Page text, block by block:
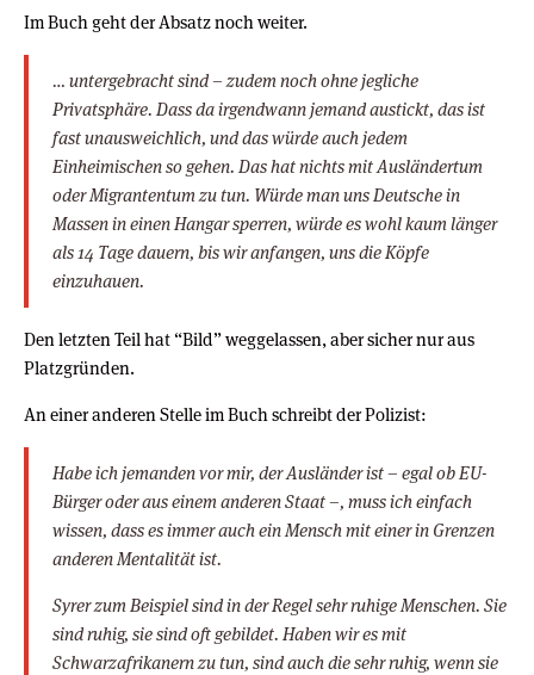
Im Buch geht der Absatz noch weiter.
… untergebracht sind – zudem noch ohne jegliche
Privatsphäre. Dass da irgendwann jemand austickt, das ist
fast unausweichlich, und das würde auch jedem
Einheimischen so gehen. Das hat nichts mit Ausländertum
oder Migrantentum zu tun. Würde man uns Deutsche in
Massen in einen Hangar sperren, würde es wohl kaum länger
als 14 Tage dauern, bis wir anfangen, uns die Köpfe
einzuhauen.
Den letzten Teil hat “Bild” weggelassen, aber sicher nur aus
Platzgründen.
An einer anderen Stelle im Buch schreibt der Polizist:
Habe ich jemanden vor mir, der Ausländer ist – egal ob EU-
Bürger oder aus einem anderen Staat –, muss ich einfach
wissen, dass es immer auch ein Mensch mit einer in Grenzen
anderen Mentalität ist.
Syrer zum Beispiel sind in der Regel sehr ruhige Menschen. Sie
sind ruhig, sie sind oft gebildet. Haben wir es mit
Schwarzafrikanern zu tun, sind auch die sehr ruhig, wenn sie